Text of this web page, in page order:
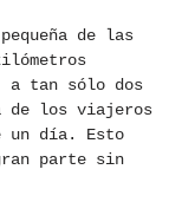
de las
a tan sólo dos
de los viajeros
un día. Esto
parte sin